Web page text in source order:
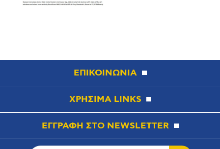
ΕΠΙΚΟΙΝΩΝΙΑ
ΧΡΗΣΙΜΑ LINKS
ΕΓΓΡΑΦΗ ΣΤΟ NEWSLETTER